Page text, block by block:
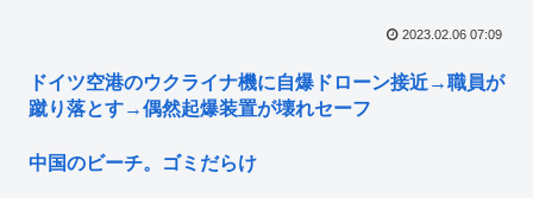
2023.02.06 07:09
ドイツ空港のウクライナ機に自爆ドローン接近→職員が
蹴り落とす→偶然起爆装置が壊れセーフ
中国のビーチ。ゴミだらけ